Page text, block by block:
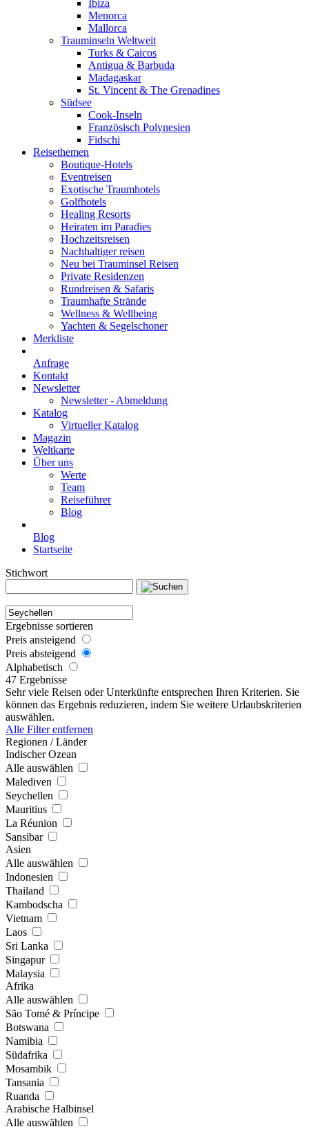
Ibiza
Menorca
Mallorca
Trauminseln Weltweit
Turks & Caicos
Antigua & Barbuda
Madagaskar
St. Vincent & The Grenadines
Südsee
Cook-Inseln
Französisch Polynesien
Fidschi
Reisethemen
Boutique-Hotels
Eventreisen
Exotische Traumhotels
Golfhotels
Healing Resorts
Heiraten im Paradies
Hochzeitsreisen
Nachhaltiger reisen
Neu bei Trauminsel Reisen
Private Residenzen
Rundreisen & Safaris
Traumhafte Strände
Wellness & Wellbeing
Yachten & Segelschoner
Merkliste
Anfrage
Kontakt
Newsletter
Newsletter - Abmeldung
Katalog
Virtueller Katalog
Magazin
Weltkarte
Über uns
Werte
Team
Reiseführer
Blog
Blog
Startseite
Stichwort
Ergebnisse sortieren
Preis ansteigend
Preis absteigend
Alphabetisch
47 Ergebnisse
Sehr viele Reisen oder Unterkünfte entsprechen Ihren Kriterien. Sie
können das Ergebnis reduzieren, indem Sie weitere Urlaubskriterien
auswählen.
Alle Filter entfernen
Regionen / Länder
Indischer Ozean
Alle auswählen
Malediven
Seychellen
Mauritius
La Réunion
Sansibar
Asien
Alle auswählen
Indonesien
Thailand
Kambodscha
Vietnam
Laos
Sri Lanka
Singapur
Malaysia
Afrika
Alle auswählen
São Tomé & Príncipe
Botswana
Namibia
Südafrika
Mosambik
Tansania
Ruanda
Arabische Halbinsel
Alle auswählen